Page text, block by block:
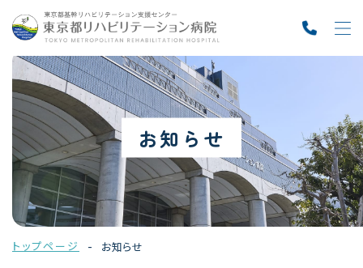
お知らせ
トップページ お知らせ